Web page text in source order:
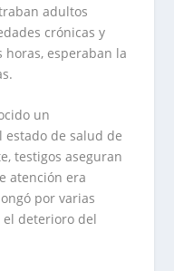
adultos
crónicas y
horas, esperaban la
un
de salud de
testigos aseguran
atención era
por varias
deterioro del